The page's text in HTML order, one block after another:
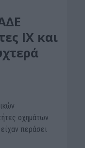
ΙΧ και
οχημάτων
περάσει